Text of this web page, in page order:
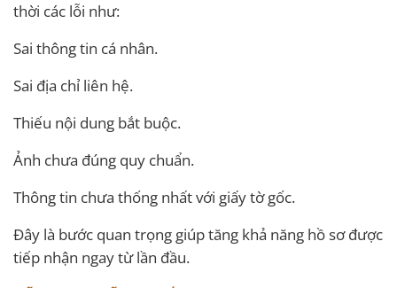
thời các lỗi như:
Sai thông tin cá nhân.
Sai địa chỉ liên hệ.
Thiếu nội dung bắt buộc.
Ảnh chưa đúng quy chuẩn.
Thông tin chưa thống nhất với giấy tờ gốc.
Đây là bước quan trọng giúp tăng khả năng hồ sơ được
tiếp nhận ngay từ lần đầu.